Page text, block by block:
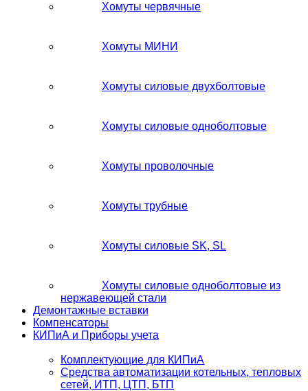
Хомуты червячные
Хомуты МИНИ
Хомуты силовые двухболтовые
Хомуты силовые одноболтовые
Хомуты проволочные
Хомуты трубные
Хомуты силовые SK, SL
Хомуты силовые одноболтовые из
нержавеющей стали
Демонтажные вставки
Компенсаторы
КИПиА и Приборы учета
Комплектующие для КИПиА
Средства автоматизации котельных, тепловых
сетей, ИТП, ЦТП, БТП